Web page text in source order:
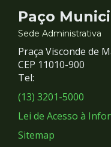
Contato
e
Redes
Sociais
Paço
Sede Administrativa
Praça Visconde de
CEP 11010-900
Tel:
(13) 3201-5000
Lei de Acesso à
Sitemap